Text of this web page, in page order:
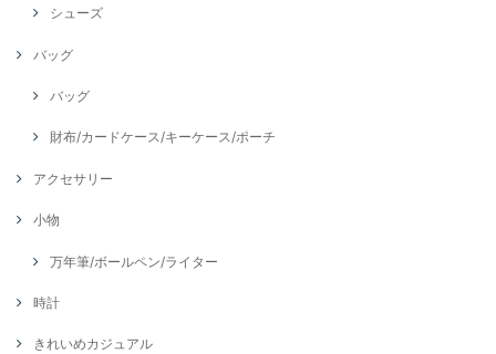
シューズ
バッグ
バッグ
財布/カードケース/キーケース/ポーチ
アクセサリー
小物
万年筆/ボールペン/ライター
時計
きれいめカジュアル